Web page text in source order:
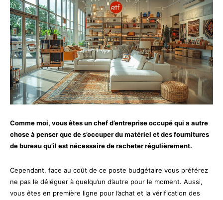
Comme moi, vous êtes un chef d’entreprise occupé qui a autre
chose à penser que de s’occuper du matériel et des fournitures
de bureau qu’il est nécessaire de racheter régulièrement.
Cependant, face au coût de ce poste budgétaire vous préférez
ne pas le déléguer à quelqu’un d’autre pour le moment. Aussi,
vous êtes en première ligne pour l’achat et la vérification des